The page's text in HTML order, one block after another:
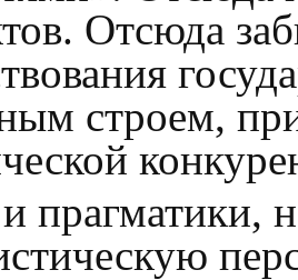
Отсюда
строем,
прагматики,